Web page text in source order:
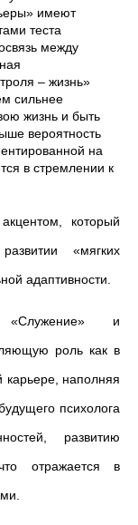
имеют
теста
между
– жизнь»
сильнее
жизнь и быть
вероятность
на
в стремлении к
который
«мягких
адаптивности.
«Служение» и
роль как в
карьере, наполняя
психолога
развитию
отражается в